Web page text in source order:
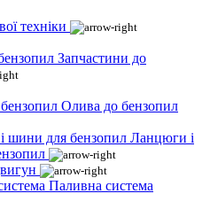
техніки
Запчастини до
Олива до бензопил
Ланцюги і
Паливна система